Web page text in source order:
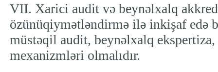
VII. Xarici audit və beynəlxalq
özünüqiymətləndirmə ilə inkişaf edə
müstəqil audit, beynəlxalq
mexanizmləri olmalıdır.